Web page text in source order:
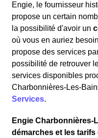
Engie, le fournisseur
propose un certain
la possibilité d'avoir un
où vous en auriez
propose des services
possibilité de retrouver
services disponibles
Charbonnières-Les-
Services.
Engie Charbonnières-
démarches et les